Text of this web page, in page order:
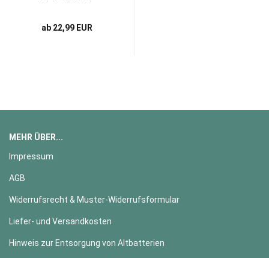
ab 22,99 EUR
MEHR ÜBER...
Impressum
AGB
Widerrufsrecht & Muster-Widerrufsformular
Liefer- und Versandkosten
Hinweis zur Entsorgung von Altbatterien